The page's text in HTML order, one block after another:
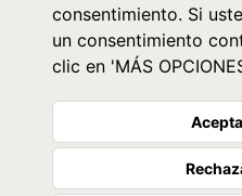
consentimiento. Si
un consentimiento
clic en 'MÁS